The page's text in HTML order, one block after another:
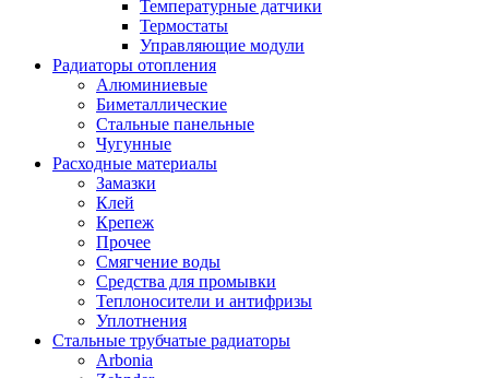
Температурные датчики
Термостаты
Управляющие модули
Радиаторы отопления
Алюминиевые
Биметаллические
Стальные панельные
Чугунные
Расходные материалы
Замазки
Клей
Крепеж
Прочее
Смягчение воды
Средства для промывки
Теплоносители и антифризы
Уплотнения
Стальные трубчатые радиаторы
Arbonia